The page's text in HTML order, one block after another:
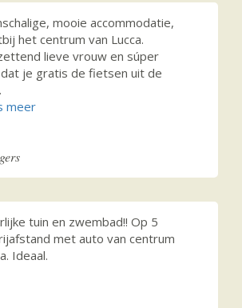
mooie accommodatie,
het centrum van Lucca.
lieve vrouw en súper
je gratis de fietsen uit de
tuin en zwembad!! Op 5
met auto van centrum
Ideaal.